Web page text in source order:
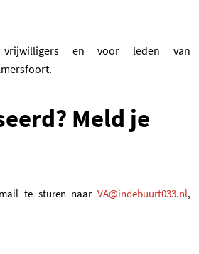
vrijwilligers en voor leden van
Meld je
te sturen naar VA@indebuurt033.nl,